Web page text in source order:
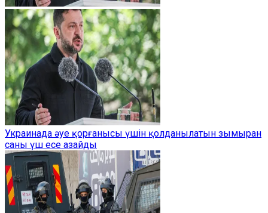
Украинада әуе қорғанысы үшін қолданылатын зымыран
саны үш есе азайды